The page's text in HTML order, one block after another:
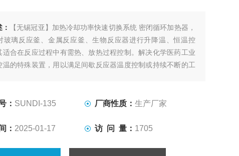
【无锡冠亚】加热冷却功率快速切换系统 密闭循环加热器，
玻璃反应釜、金属反应釜、生物反应器进行升降温、恒温控
适合在反应过程中有需热、放热过程控制。解决化学医药工业
温的特殊装置，用以满足间歇反应器温度控制或持续不断的工
： SUNDI-135 厂商性质：生产厂家
： 2025-01-17 访 问 量： 1705